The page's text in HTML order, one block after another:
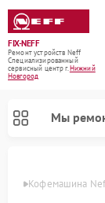
FIX-NEFF
Ремонт устройств Neff
Специализированный
cервисный центр г.Нижний
Новгород
Мы
Кофемашина